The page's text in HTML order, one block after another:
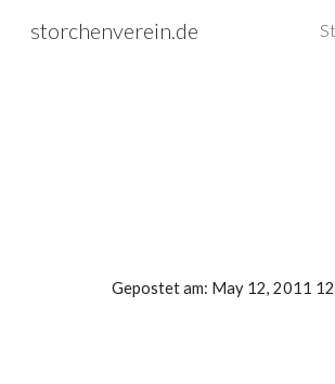
storchenverein.de
Gepostet am: May 12, 2011